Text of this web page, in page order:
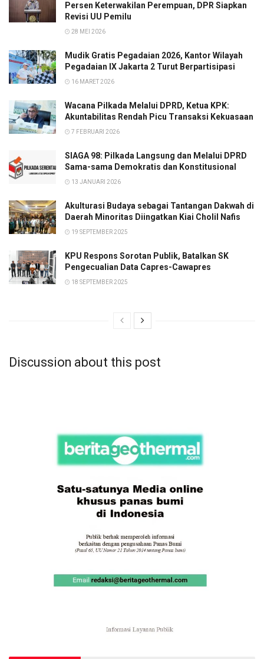
Persen Keterwakilan Perempuan, DPR Siapkan
Revisi UU Pemilu
28 MEI 2026
Mudik Gratis Pegadaian 2026, Kantor Wilayah
Pegadaian IX Jakarta 2 Turut Berpartisipasi
16 MARET 2026
Wacana Pilkada Melalui DPRD, Ketua KPK:
Akuntabilitas Rendah Picu Transaksi Kekuasaan
7 FEBRUARI 2026
SIAGA 98: Pilkada Langsung dan Melalui DPRD
Sama-sama Demokratis dan Konstitusional
13 JANUARI 2026
Akulturasi Budaya sebagai Tantangan Dakwah di
Daerah Minoritas Diingatkan Kiai Cholil Nafis
19 SEPTEMBER 2025
KPU Respons Sorotan Publik, Batalkan SK
Pengecualian Data Capres-Cawapres
18 SEPTEMBER 2025
Discussion about this post